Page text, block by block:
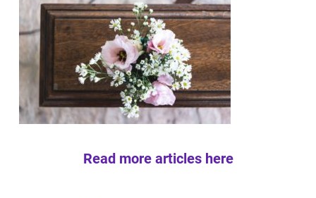
Read more articles here